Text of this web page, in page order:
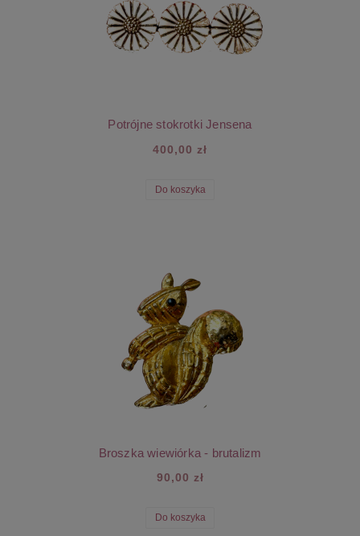
Potrójne stokrotki Jensena
400,00 zł
Do koszyka
Broszka wiewiórka - brutalizm
90,00 zł
Do koszyka